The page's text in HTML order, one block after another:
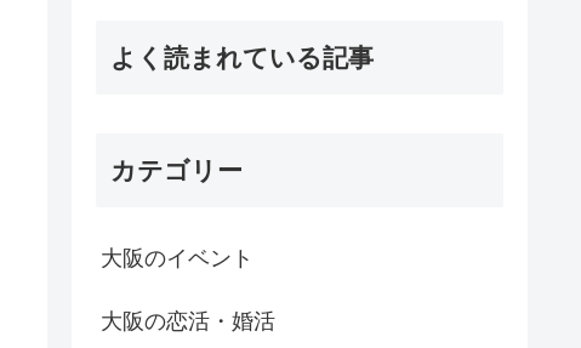
よく読まれている記事
カテゴリー
大阪のイベント
大阪の恋活・婚活